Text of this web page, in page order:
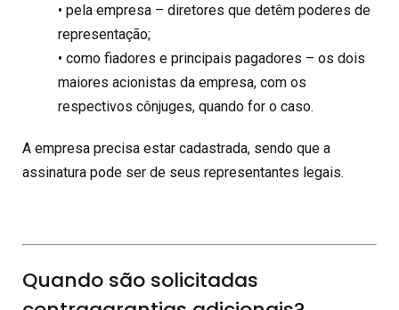
• pela empresa – diretores que detêm poderes de
representação;
• como fiadores e principais pagadores – os dois
maiores acionistas da empresa, com os
respectivos cônjuges, quando for o caso.
A empresa precisa estar cadastrada, sendo que a
assinatura pode ser de seus representantes legais.
Quando são solicitadas